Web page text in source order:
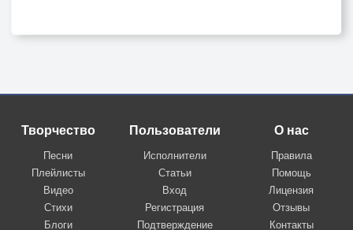
Творчество
Песни
Плейлисты
Видео
Стихи
Блоги
Пользователи
Исполнители
Статьи
Вход
Регистрация
Подтверждение
О нас
Правила
Помощь
Лицензия
Отзывы
Контакты